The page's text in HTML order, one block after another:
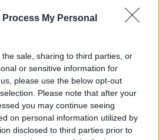
Process My Personal
sale, sharing to third parties, or
or sensitive information for
please use the below opt-out
Please note that after your
you may continue seeing
on personal information utilized by
disclosed to third parties prior to